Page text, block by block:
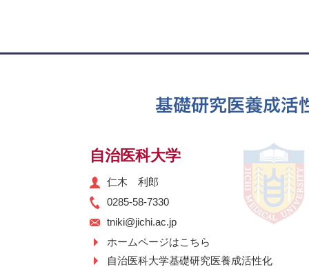
自治医科大学
仁木 利郎
0285-58-7330
tniki@jichi.ac.jp
ホームページはこちら
自治医科大学基礎研究医養成活性化